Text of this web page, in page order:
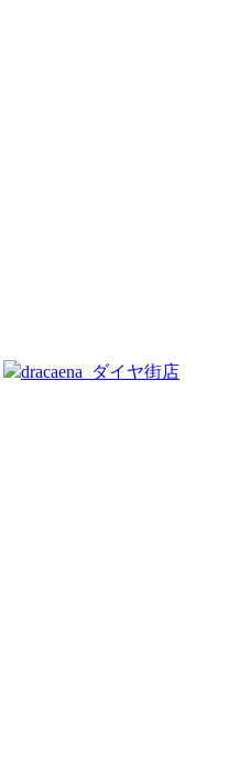
dracaena_ダイヤ街店